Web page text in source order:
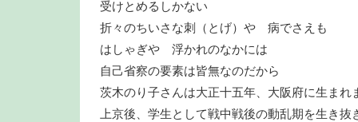
受けとめるしかない
折々のちいさな刺（とげ）や 病でさえも
はしゃぎや 浮かれのなかには
自己省察の要素は皆無なのだから
茨木のり子さんは大正十五年、大阪府に生まれ
上京後、学生として戦中戦後の動乱期を生き抜